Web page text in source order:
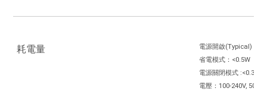
耗電量
電源開啟(Typical)：
省電模式：<0.5W
電源關閉模式 :<0.3W
電壓：100-240V, 50/